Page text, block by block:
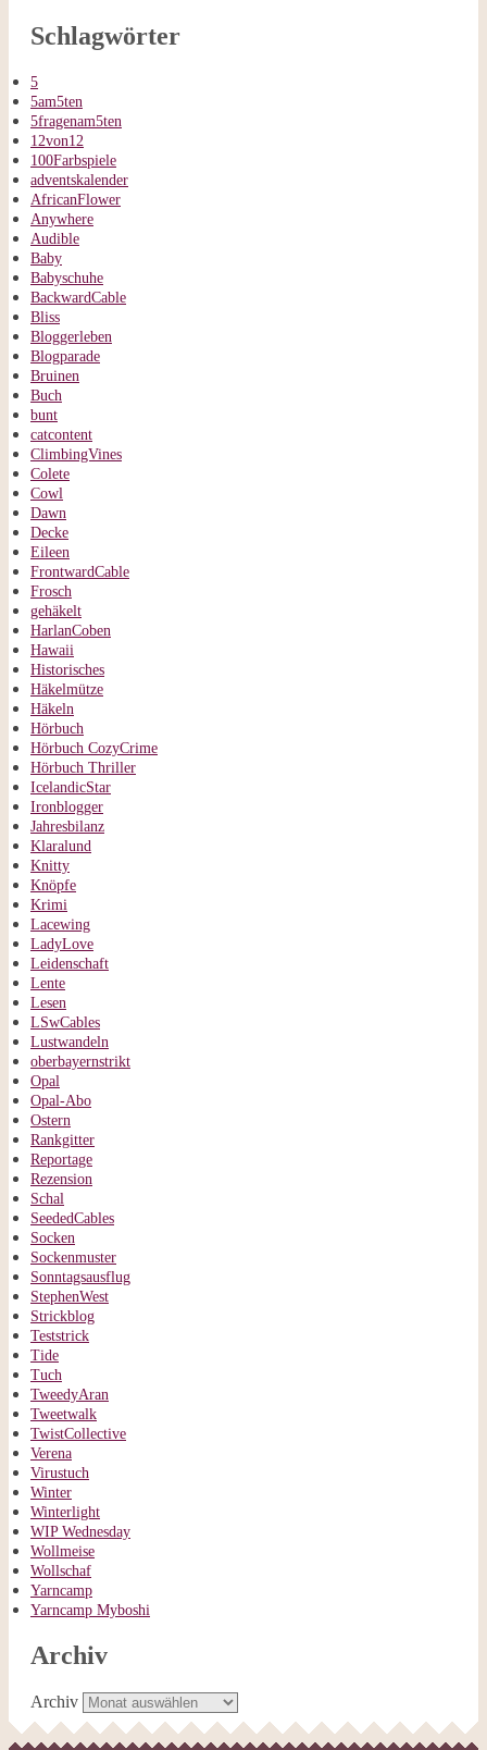
Schlagwörter
5
5am5ten
5fragenam5ten
12von12
100Farbspiele
adventskalender
AfricanFlower
Anywhere
Audible
Baby
Babyschuhe
BackwardCable
Bliss
Bloggerleben
Blogparade
Bruinen
Buch
bunt
catcontent
ClimbingVines
Colete
Cowl
Dawn
Decke
Eileen
FrontwardCable
Frosch
gehäkelt
HarlanCoben
Hawaii
Historisches
Häkelmütze
Häkeln
Hörbuch
Hörbuch CozyCrime
Hörbuch Thriller
IcelandicStar
Ironblogger
Jahresbilanz
Klaralund
Knitty
Knöpfe
Krimi
Lacewing
LadyLove
Leidenschaft
Lente
Lesen
LSwCables
Lustwandeln
oberbayernstrikt
Opal
Opal-Abo
Ostern
Rankgitter
Reportage
Rezension
Schal
SeededCables
Socken
Sockenmuster
Sonntagsausflug
StephenWest
Strickblog
Teststrick
Tide
Tuch
TweedyAran
Tweetwalk
TwistCollective
Verena
Virustuch
Winter
Winterlight
WIP Wednesday
Wollmeise
Wollschaf
Yarncamp
Yarncamp Myboshi
Archiv
Archiv